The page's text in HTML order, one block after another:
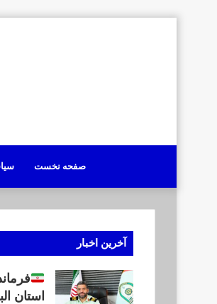
صفحه نخست
آخرین اخبار
استان